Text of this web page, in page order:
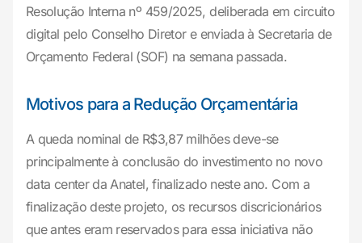
Resolução Interna nº 459/2025, deliberada em circuito
digital pelo Conselho Diretor e enviada à Secretaria de
Orçamento Federal (SOF) na semana passada.
Motivos para a Redução Orçamentária
A queda nominal de R$3,87 milhões deve-se
principalmente à conclusão do investimento no novo
data center da Anatel, finalizado neste ano. Com a
finalização deste projeto, os recursos discricionários
que antes eram reservados para essa iniciativa não